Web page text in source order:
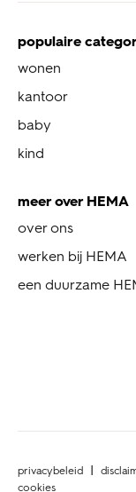
populaire
wonen
kantoor
baby
kind
meer over HEMA
over ons
werken bij HEMA
een duurzame
privacybeleid
cookies